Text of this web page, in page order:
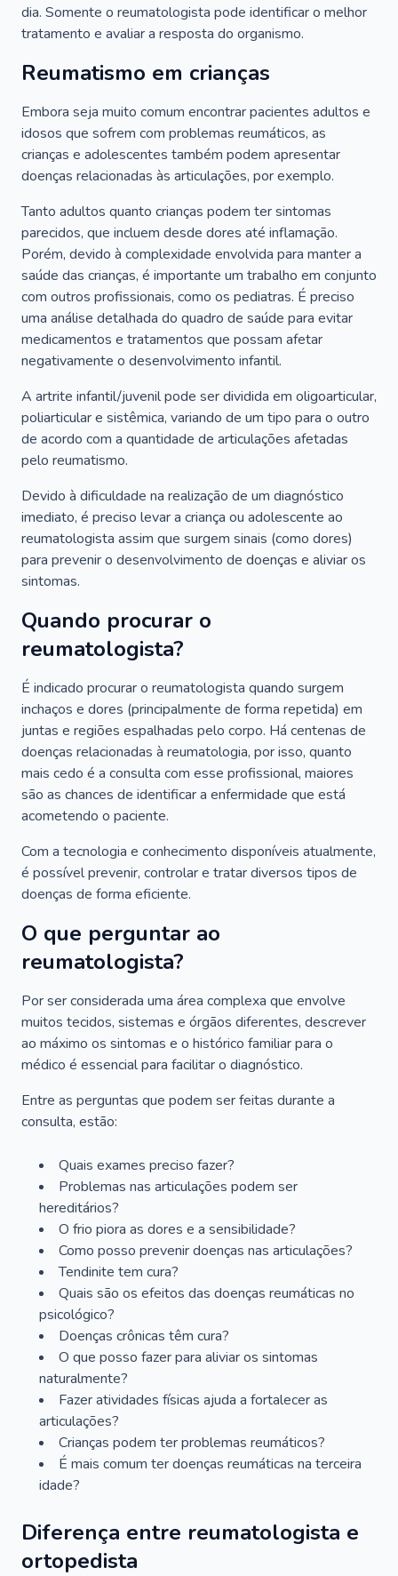
dia. Somente o reumatologista pode identificar o melhor
tratamento e avaliar a resposta do organismo.
Reumatismo em crianças
Embora seja muito comum encontrar pacientes adultos e
idosos que sofrem com problemas reumáticos, as
crianças e adolescentes também podem apresentar
doenças relacionadas às articulações, por exemplo.
Tanto adultos quanto crianças podem ter sintomas
parecidos, que incluem desde dores até inflamação.
Porém, devido à complexidade envolvida para manter a
saúde das crianças, é importante um trabalho em conjunto
com outros profissionais, como os pediatras. É preciso
uma análise detalhada do quadro de saúde para evitar
medicamentos e tratamentos que possam afetar
negativamente o desenvolvimento infantil.
A artrite infantil/juvenil pode ser dividida em oligoarticular,
poliarticular e sistêmica, variando de um tipo para o outro
de acordo com a quantidade de articulações afetadas
pelo reumatismo.
Devido à dificuldade na realização de um diagnóstico
imediato, é preciso levar a criança ou adolescente ao
reumatologista assim que surgem sinais (como dores)
para prevenir o desenvolvimento de doenças e aliviar os
sintomas.
Quando procurar o
reumatologista?
É indicado procurar o reumatologista quando surgem
inchaços e dores (principalmente de forma repetida) em
juntas e regiões espalhadas pelo corpo. Há centenas de
doenças relacionadas à reumatologia, por isso, quanto
mais cedo é a consulta com esse profissional, maiores
são as chances de identificar a enfermidade que está
acometendo o paciente.
Com a tecnologia e conhecimento disponíveis atualmente,
é possível prevenir, controlar e tratar diversos tipos de
doenças de forma eficiente.
O que perguntar ao
reumatologista?
Por ser considerada uma área complexa que envolve
muitos tecidos, sistemas e órgãos diferentes, descrever
ao máximo os sintomas e o histórico familiar para o
médico é essencial para facilitar o diagnóstico.
Entre as perguntas que podem ser feitas durante a
consulta, estão:
Quais exames preciso fazer?
Problemas nas articulações podem ser
hereditários?
O frio piora as dores e a sensibilidade?
Como posso prevenir doenças nas articulações?
Tendinite tem cura?
Quais são os efeitos das doenças reumáticas no
psicológico?
Doenças crônicas têm cura?
O que posso fazer para aliviar os sintomas
naturalmente?
Fazer atividades físicas ajuda a fortalecer as
articulações?
Crianças podem ter problemas reumáticos?
É mais comum ter doenças reumáticas na terceira
idade?
Diferença entre reumatologista e
ortopedista